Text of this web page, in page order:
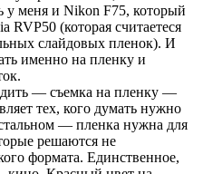
у меня и Nikon F75, который
(которая считаетеся
слайдовых пленок). И
именно на пленку и
— съемка на пленку —
тех, кого думать нужно
— пленка нужна для
решаются не
формата. Единственное,